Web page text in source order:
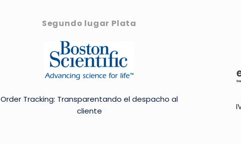
Segundo lugar Plata
Order Tracking: Transparentando el despacho al
cliente